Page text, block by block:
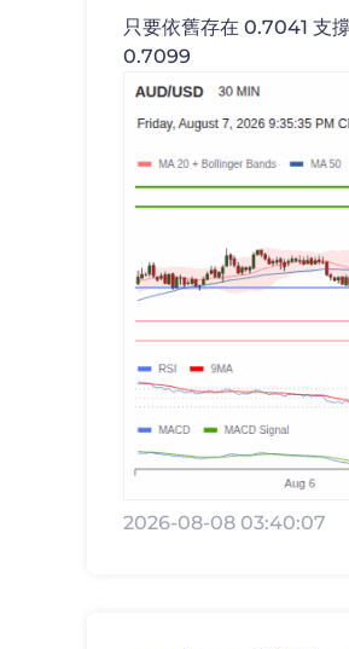
只要依舊存在 0.7041 支
0.7099
2026-08-08 03:40:07